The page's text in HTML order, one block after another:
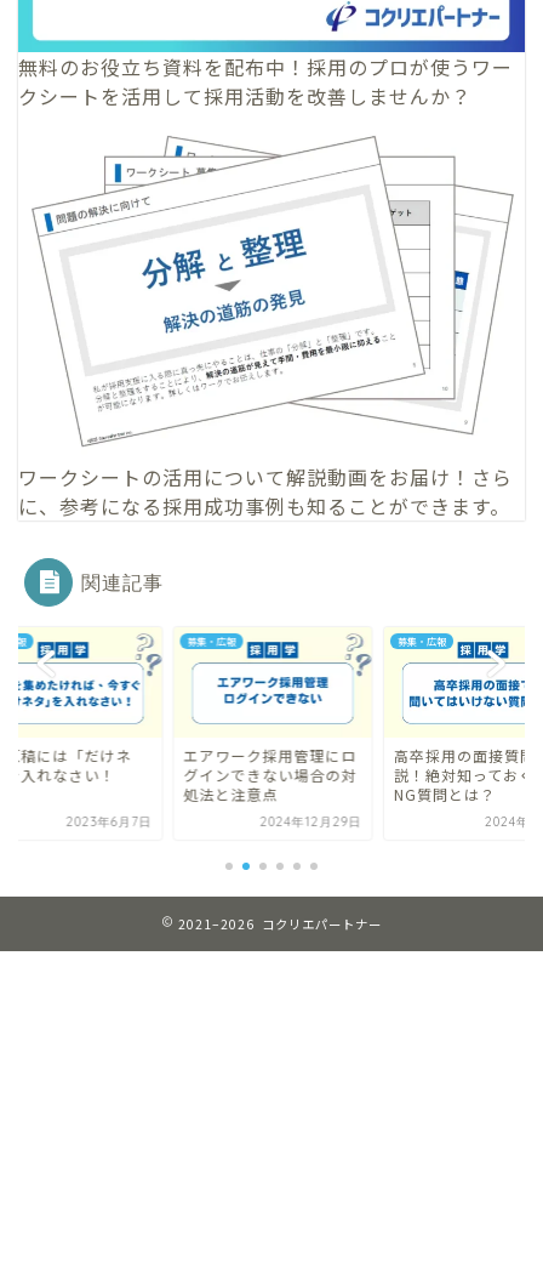
無料のお役立ち資料を配布中！採用のプロが使うワー
クシートを活用して採用活動を改善しませんか？
ワークシートの活用について解説動画をお届け！さら
に、参考になる採用成功事例も知ることができます。
関連記事
広報
原稿には「だけネ
入れなさい！
2023年6月7日
募集・広報
エアワーク採用管理にロ
グインできない場合の対
処法と注意点
2024年12月29日
募集・広報
高卒採用の面接質問
説！絶対知っておく
NG質問とは？
2024年5
2021–2026 コクリエパートナー